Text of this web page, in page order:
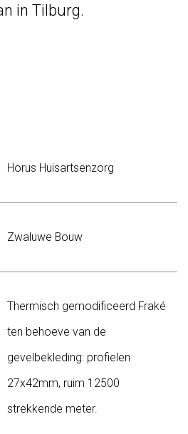
in Tilburg.
Horus Huisartsenzorg
Zwaluwe Bouw
Thermisch gemodificeerd Fraké
ten behoeve van de
gevelbekleding: profielen
27x42mm, ruim 12500
strekkende meter.